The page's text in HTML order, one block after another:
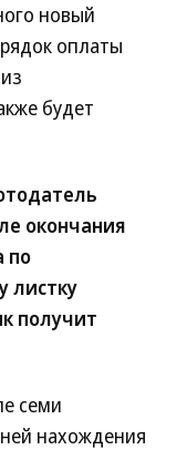
новый
оплаты
будет
окончания
по
листку
получит
семи
нахождения